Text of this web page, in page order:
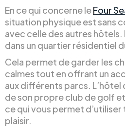
En ce qui concerne leFour
situation physique est sans
avec celle des autres
dans un quartier résidentiel
Cela permet de garder les
calmes tout en offrant un
aux différents parcs.
de son propre club de golf
ce qui vous permet
plaisir.